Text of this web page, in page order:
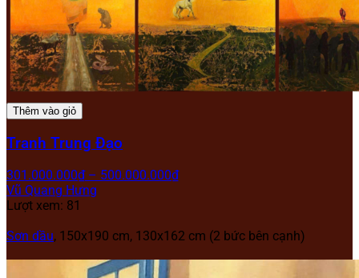
Thêm vào giỏ
Tranh Trung Đạo
301.000.000₫ – 500.000.000₫
Vũ Quang Hưng
Lượt xem: 81
Sơn dầu, 150x190 cm, 130x162 cm (2 bức bên cạnh)